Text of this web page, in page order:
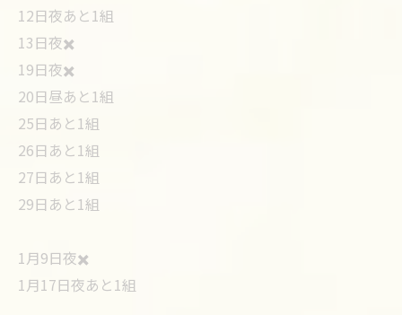
12日夜あと1組
13日夜✖️
19日夜✖️
20日昼あと1組
25日あと1組
26日あと1組
27日あと1組
29日あと1組
1月9日夜✖️
1月17日夜あと1組